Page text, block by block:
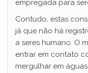
empregada para
Contudo, estas
já que não há
a seres humano. O
entrar em contato
mergulhar em